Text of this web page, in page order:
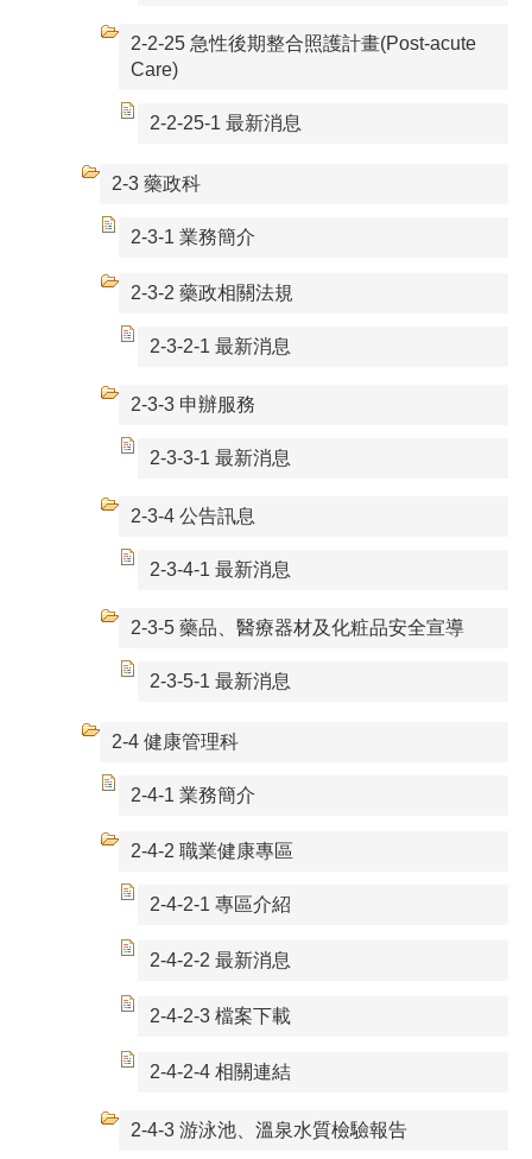
2-2-25 急性後期整合照護計畫(Post-acute
Care)
2-2-25-1 最新消息
2-3 藥政科
2-3-1 業務簡介
2-3-2 藥政相關法規
2-3-2-1 最新消息
2-3-3 申辦服務
2-3-3-1 最新消息
2-3-4 公告訊息
2-3-4-1 最新消息
2-3-5 藥品、醫療器材及化粧品安全宣導
2-3-5-1 最新消息
2-4 健康管理科
2-4-1 業務簡介
2-4-2 職業健康專區
2-4-2-1 專區介紹
2-4-2-2 最新消息
2-4-2-3 檔案下載
2-4-2-4 相關連結
2-4-3 游泳池、溫泉水質檢驗報告